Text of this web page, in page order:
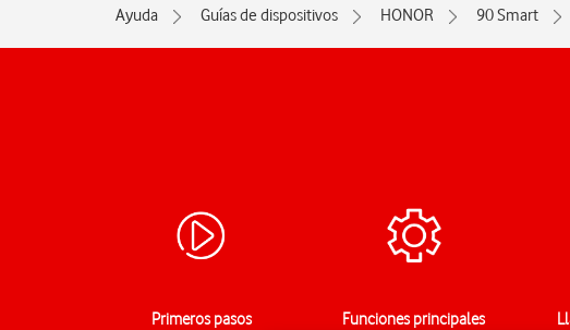
Ayuda Guías de dispositivos HONOR 90 Smart
Primeros pasos Funciones principales